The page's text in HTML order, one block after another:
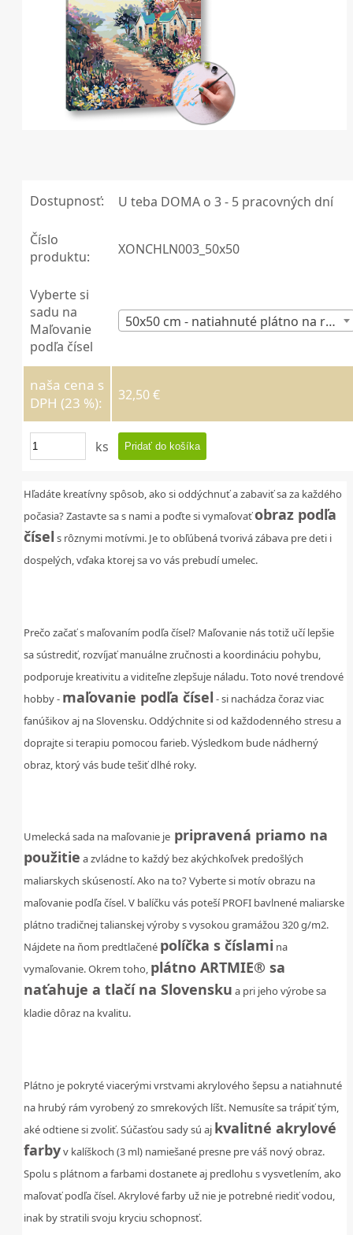
Dostupnosť: U teba DOMA o 3 - 5 pracovných dní
Číslo
produktu:
XONCHLN003_50x50
Vyberte si
sadu na
Maľovanie
podľa čísel
50x50 cm - natiahnuté plátno na ráme
naša cena s
DPH (23 %):
32,50 €
ks
Hľadáte kreatívny spôsob, ako si oddýchnuť a zabaviť sa za každého
počasia? Zastavte sa s nami a poďte si vymaľovaťobraz podľa
čísel s rôznymi motívmi. Je to obľúbená tvorivá zábava pre deti i
dospelých, vďaka ktorej sa vo vás prebudí umelec.
Prečo začať s maľovaním podľa čísel? Maľovanie nás totiž učí lepšie
sa sústrediť, rozvíjať manuálne zručnosti a koordináciu pohybu,
podporuje kreativitu a viditeľne zlepšuje náladu. Toto nové trendové
hobby - maľovanie podľa čísel - si nachádza čoraz viac
fanúšikov aj na Slovensku. Oddýchnite si od každodenného stresu a
doprajte si terapiu pomocou farieb. Výsledkom bude nádherný
obraz, ktorý vás bude tešiť dlhé roky.
Umelecká sada na maľovanie je pripravená priamo na
použitie a zvládne to každý bez akýchkoľvek predošlých
maliarskych skúseností. Ako na to? Vyberte si motív obrazu na
maľovanie podľa čísel. V balíčku vás poteší PROFI bavlnené maliarske
plátno tradičnej talianskej výroby s vysokou gramážou 320 g/m2.
Nájdete na ňom predtlačené políčka s číslami na
vymaľovanie. Okrem toho, plátno ARTMIE® sa
naťahuje a tlačí na Slovensku a pri jeho výrobe sa
kladie dôraz na kvalitu.
Plátno je pokryté viacerými vrstvami akrylového šepsu a natiahnuté
na hrubý rám vyrobený zo smrekových líšt. Nemusíte sa trápiť tým,
aké odtiene si zvoliť. Súčasťou sady sú aj kvalitné akrylové
farbyv kalíškoch (3 ml) namiešané presne pre váš nový obraz.
Spolu s plátnom a farbami dostanete aj predlohu s vysvetlením, ako
maľovať podľa čísel. Akrylové farby už nie je potrebné riediť vodou,
inak by stratili svoju kryciu schopnosť.